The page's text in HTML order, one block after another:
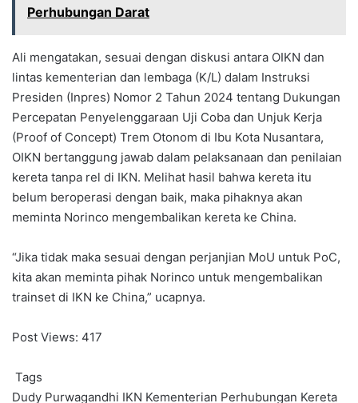
Perhubungan Darat
Ali mengatakan, sesuai dengan diskusi antara OIKN dan
lintas kementerian dan lembaga (K/L) dalam Instruksi
Presiden (Inpres) Nomor 2 Tahun 2024 tentang Dukungan
Percepatan Penyelenggaraan Uji Coba dan Unjuk Kerja
(Proof of Concept) Trem Otonom di Ibu Kota Nusantara,
OIKN bertanggung jawab dalam pelaksanaan dan penilaian
kereta tanpa rel di IKN. Melihat hasil bahwa kereta itu
belum beroperasi dengan baik, maka pihaknya akan
meminta Norinco mengembalikan kereta ke China.
“Jika tidak maka sesuai dengan perjanjian MoU untuk PoC,
kita akan meminta pihak Norinco untuk mengembalikan
trainset di IKN ke China,” ucapnya.
Post Views: 417
Tags
Dudy Purwagandhi IKN Kementerian Perhubungan Kereta